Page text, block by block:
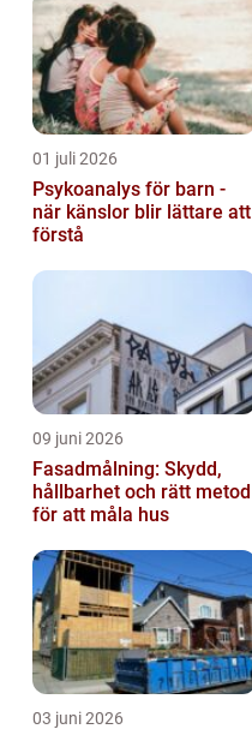
01 juli 2026
Psykoanalys för barn -
när känslor blir lättare att
förstå
09 juni 2026
Fasadmålning: Skydd,
hållbarhet och rätt metod
för att måla hus
03 juni 2026